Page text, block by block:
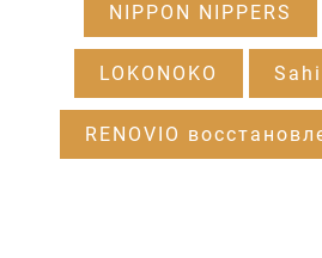
NIPPON NIPPERS
LOKONOKO
RENOVIO